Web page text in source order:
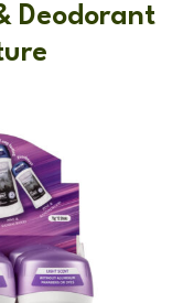
Deodorant